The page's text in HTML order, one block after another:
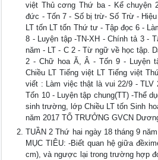
việt Thủ cơng Thứ ba - Kể chuyện
đức - Tốn 7 - Số bị trừ- Số Trừ -
LT tốn LT tốn Thứ tư - Tập đọc 6 -
8 - Luyện tập -TN-XH - Chính tả 3 -
năm - LT - C 2 - Từ ngữ về học tập.
2 - Chữ hoa Ă, Â - Tốn 9 - Luyện
Chiều LT Tiếng việt LT Tiếng việt
viết : Làm việc thật là vui 22/9 -
Tốn 10 - Luyện tập chung(TT) -Thể
sinh trường, lớp Chiều LT tốn Sinh
năm 2017 TỔ TRƯỞNG GVCN
TUẦN 2 Thứ hai ngày 18 tháng 9
MỤC TIÊU: -Biết quan hệ giữa
cm), và ngược lại trong trường hợp